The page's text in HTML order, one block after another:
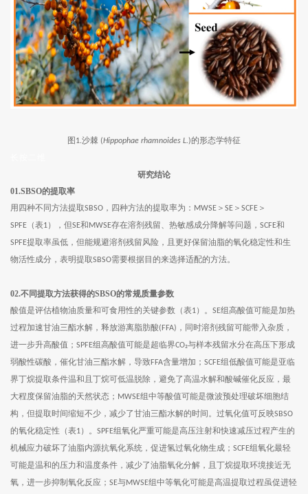
图 1.沙棘 (Hippophae rhamnoides L.)的形态学特征
研究结论
01.SBSO的提取率
用四种不同方法提取SBSO ，四种方法的提取率为： MWSE ＞ SE ＞ SCFE ＞
SPFE （表1），但SE和 MWSE存在溶剂残留、热敏感成分降解等问题， SCFE和
SPFE提取率虽低，但能规避溶剂残留风险，且更好保留油脂的氧化稳定性和生
物活性成分，表明提取SBSO需要根据目的来选择适配的方法。
02.不同提取方法获得的SBSO的常规质量参数
酸值是评估植物油质量和可食用性的关键参数（表1）。 SE组高酸值可能是加热
过程加速甘油三酯水解，释放游离脂肪酸(FFA) ，同时溶剂残留可能带入杂质，
进一步升高酸值； SPFE组高酸值可能是超临界CO₂与样本残留水分在高压下形成
弱酸性碳酸，催化甘油三酯水解，导致FFA含量增加； SCFE组低酸值可能是亚临
界丁烷提取条件温和且丁烷可低温脱除，避免了高温水解和酸碱催化反应，最
大程度保留油脂的天然状态； MWSE组中等酸值可能是微波预处理破坏细胞结
构，但提取时间缩短不少，减少了甘油三酯水解的时间。过氧化值可反映SBSO
的氧化稳定性（表1）。 SPFE组氧化严重可能是高压注射和快速减压过程产生的
机械应力破坏了油脂内源抗氧化系统，促进氢过氧化物生成； SCFE组氧化最轻
可能是温和的压力和温度条件，减少了油脂氧化分解，且丁烷提取环境接近无
氧，进一步抑制氧化反应； SE与MWSE组中等氧化可能是高温提取过程虽促进轻